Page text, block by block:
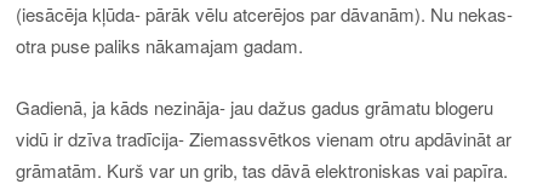
(iesācēja kļūda- pārāk vēlu atcerējos par dāvanām). Nu nekas-
otra puse paliks nākamajam gadam.
Gadienā, ja kāds nezināja- jau dažus gadus grāmatu blogeru
vidū ir dzīva tradīcija- Ziemassvētkos vienam otru apdāvināt ar
grāmatām. Kurš var un grib, tas dāvā elektroniskas vai papīra.